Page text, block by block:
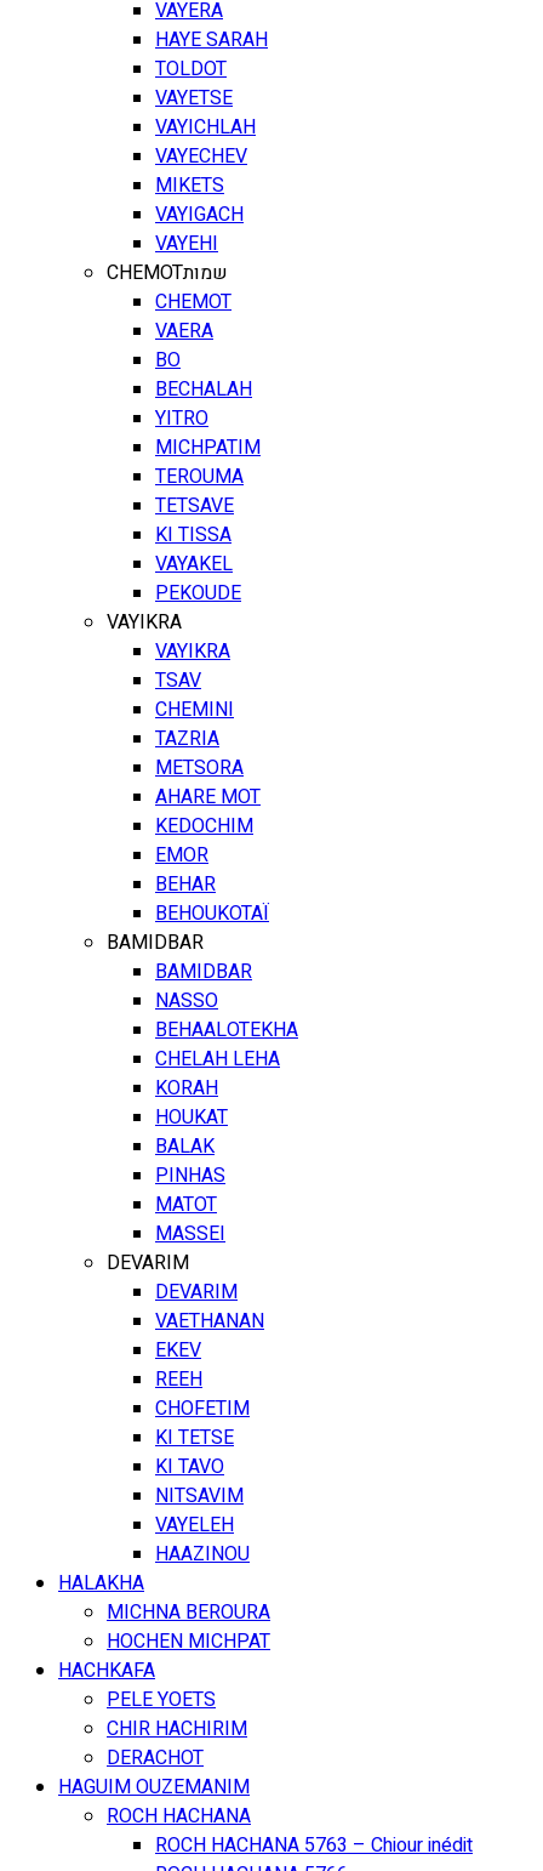
VAYERA
HAYE SARAH
TOLDOT
VAYETSE
VAYICHLAH
VAYECHEV
MIKETS
VAYIGACH
VAYEHI
CHEMOTשמות
CHEMOT
VAERA
BO
BECHALAH
YITRO
MICHPATIM
TEROUMA
TETSAVE
KI TISSA
VAYAKEL
PEKOUDE
VAYIKRA
VAYIKRA
TSAV
CHEMINI
TAZRIA
METSORA
AHARE MOT
KEDOCHIM
EMOR
BEHAR
BEHOUKOTAÏ
BAMIDBAR
BAMIDBAR
NASSO
BEHAALOTEKHA
CHELAH LEHA
KORAH
HOUKAT
BALAK
PINHAS
MATOT
MASSEI
DEVARIM
DEVARIM
VAETHANAN
EKEV
REEH
CHOFETIM
KI TETSE
KI TAVO
NITSAVIM
VAYELEH
HAAZINOU
HALAKHA
MICHNA BEROURA
HOCHEN MICHPAT
HACHKAFA
PELE YOETS
CHIR HACHIRIM
DERACHOT
HAGUIM OUZEMANIM
ROCH HACHANA
ROCH HACHANA 5763 – Chiour inédit